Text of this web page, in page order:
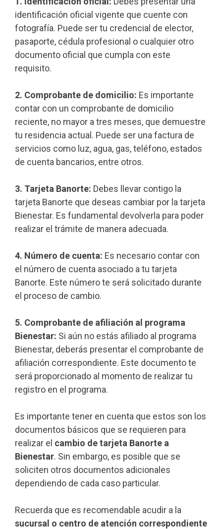
identificación oficial vigente que cuente con
fotografía. Puede ser tu credencial de elector,
pasaporte, cédula profesional o cualquier otro
documento oficial que cumpla con este
requisito.
2. Comprobante de domicilio: Es importante
contar con un comprobante de domicilio
reciente, no mayor a tres meses, que demuestre
tu residencia actual. Puede ser una factura de
servicios como luz, agua, gas, teléfono, estados
de cuenta bancarios, entre otros.
3. Tarjeta Banorte: Debes llevar contigo la
tarjeta Banorte que deseas cambiar por la tarjeta
Bienestar. Es fundamental devolverla para poder
realizar el trámite de manera adecuada.
4. Número de cuenta: Es necesario contar con
el número de cuenta asociado a tu tarjeta
Banorte. Este número te será solicitado durante
el proceso de cambio.
5. Comprobante de afiliación al programa
Bienestar: Si aún no estás afiliado al programa
Bienestar, deberás presentar el comprobante de
afiliación correspondiente. Este documento te
será proporcionado al momento de realizar tu
registro en el programa.
Es importante tener en cuenta que estos son los
documentos básicos que se requieren para
realizar el cambio de tarjeta Banorte a
Bienestar. Sin embargo, es posible que se
soliciten otros documentos adicionales
dependiendo de cada caso particular.
Recuerda que es recomendable acudir a la
sucursal o centro de atención correspondiente